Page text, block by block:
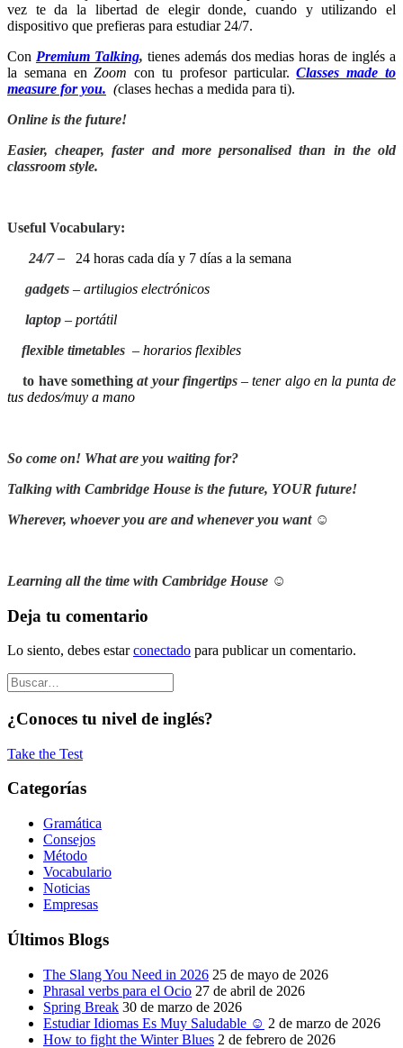
vez te da la libertad de elegir donde, cuando y utilizando el
dispositivo que prefieras para estudiar 24/7.
Con Premium Talking, tienes además dos medias horas de inglés a
la semana enZoom con tu profesor particular.Classes made to
measure for you. (clases hechas a medida para ti).
Online is the future!
Easier, cheaper, faster and more personalised than in the old
classroom style.
Useful Vocabulary:
24/7 – 24 horas cada día y 7 días a la semana
gadgets – artilugios electrónicos
laptop – portátil
flexible timetables – horarios flexibles
to have somethingat your fingertips – tener algo en la punta de
tus dedos/muy a mano
So come on! What are you waiting for?
Talking with Cambridge House is the future, YOUR future!
Wherever, whoeveryou are and wheneveryou want ☺
Learning all the time with Cambridge House ☺
Deja tu comentario
Lo siento, debes estarconectado para publicar un comentario.
¿Conoces tu nivel de inglés?
Take the Test
Categorías
Gramática
Consejos
Método
Vocabulario
Noticias
Empresas
Últimos Blogs
The Slang You Need in 2026 25 de mayo de 2026
Phrasal verbs para el Ocio 27 de abril de 2026
Spring Break 30 de marzo de 2026
Estudiar Idiomas Es Muy Saludable ☺ 2 de marzo de 2026
How to fight the Winter Blues 2 de febrero de 2026